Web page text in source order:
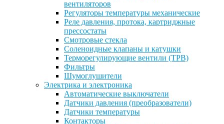
вентиляторов
Регуляторы температуры механические
Реле давления, протока, картриджные
прессостаты
Смотровые стекла
Соленоидные клапаны и катушки
Терморегулирующие вентили (ТРВ)
Фильтры
Шумоглушители
Электрика и электроника
Автоматические выключатели
Датчики давления (преобразователи)
Датчики температуры
Контакторы